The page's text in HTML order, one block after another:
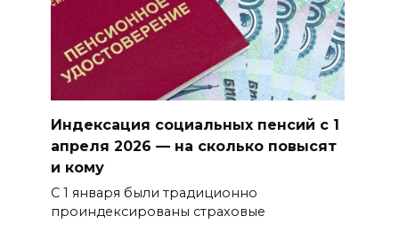
Индексация социальных пенсий с 1
апреля 2026 — на сколько повысят
и кому
С 1 января были традиционно
проиндексированы страховые